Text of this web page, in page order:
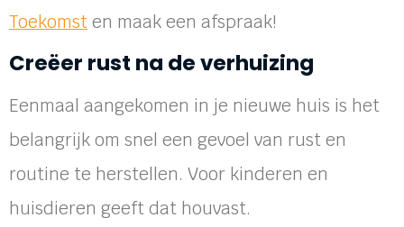
Toekomst en maak een afspraak!
Creëer rust na de verhuizing
Eenmaal aangekomen in je nieuwe huis is het
belangrijk om snel een gevoel van rust en
routine te herstellen. Voor kinderen en
huisdieren geeft dat houvast.